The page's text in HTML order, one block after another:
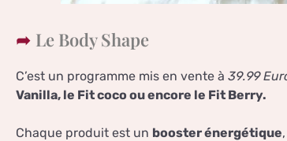
Le Body Shape
C’est un programme mis en vente à 39.99
Vanilla, le Fit coco ou encore le Fit Berry.
Chaque produit est un booster énergétique